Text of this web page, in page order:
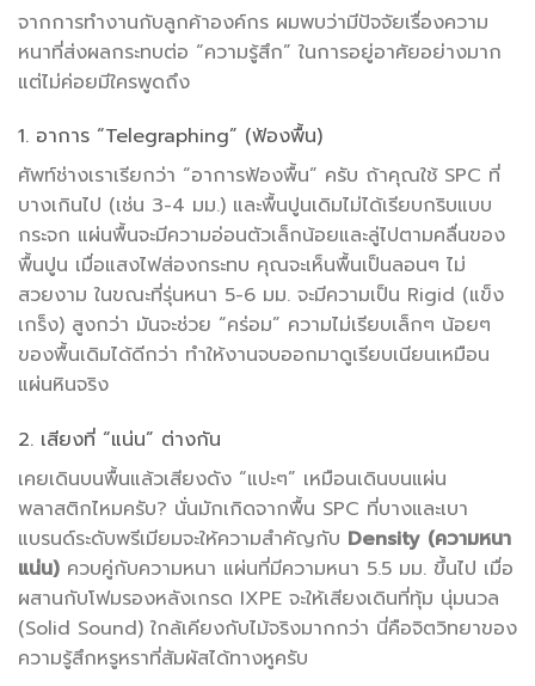
จากการทำงานกับลูกค้าองค์กร ผมพบว่ามีปัจจัยเรื่องความ
หนาที่ส่งผลกระทบต่อ “ความรู้สึก” ในการอยู่อาศัยอย่างมาก
แต่ไม่ค่อยมีใครพูดถึง
1. อาการ “Telegraphing” (ฟ้องพื้น)
ศัพท์ช่างเราเรียกว่า “อาการฟ้องพื้น” ครับ ถ้าคุณใช้ SPC ที่
บางเกินไป (เช่น 3-4 มม.) และพื้นปูนเดิมไม่ได้เรียบกริบแบบ
กระจก แผ่นพื้นจะมีความอ่อนตัวเล็กน้อยและลู่ไปตามคลื่นของ
พื้นปูน เมื่อแสงไฟส่องกระทบ คุณจะเห็นพื้นเป็นลอนๆ ไม่
สวยงาม ในขณะที่รุ่นหนา 5-6 มม. จะมีความเป็น Rigid (แข็ง
เกร็ง) สูงกว่า มันจะช่วย “คร่อม” ความไม่เรียบเล็กๆ น้อยๆ
ของพื้นเดิมได้ดีกว่า ทำให้งานจบออกมาดูเรียบเนียนเหมือน
แผ่นหินจริง
2. เสียงที่ “แน่น” ต่างกัน
เคยเดินบนพื้นแล้วเสียงดัง “แปะๆ” เหมือนเดินบนแผ่น
พลาสติกไหมครับ? นั่นมักเกิดจากพื้น SPC ที่บางและเบา
แบรนด์ระดับพรีเมียมจะให้ความสำคัญกับ Density (ความหนา
แน่น) ควบคู่กับความหนา แผ่นที่มีความหนา 5.5 มม. ขึ้นไป เมื่อ
ผสานกับโฟมรองหลังเกรด IXPE จะให้เสียงเดินที่ทุ้ม นุ่มนวล
(Solid Sound) ใกล้เคียงกับไม้จริงมากกว่า นี่คือจิตวิทยาของ
ความรู้สึกหรูหราที่สัมผัสได้ทางหูครับ